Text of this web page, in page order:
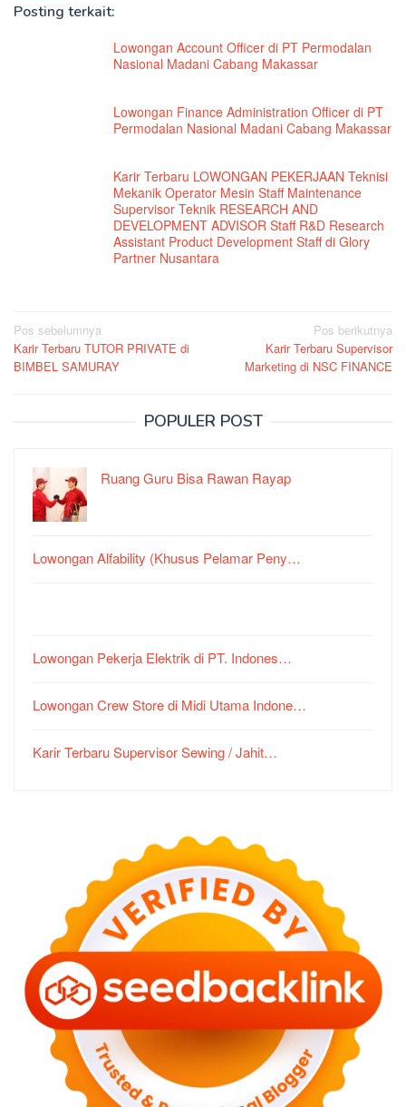
Posting terkait:
Lowongan Account Officer di PT Permodalan
Nasional Madani Cabang Makassar
Lowongan Finance Administration Officer di PT
Permodalan Nasional Madani Cabang Makassar
Karir Terbaru LOWONGAN PEKERJAAN Teknisi
Mekanik Operator Mesin Staff Maintenance
Supervisor Teknik RESEARCH AND
DEVELOPMENT ADVISOR Staff R&D Research
Assistant Product Development Staff di Glory
Partner Nusantara
Navigasi
pos
Pos sebelumnya
Karir Terbaru TUTOR PRIVATE di
BIMBEL SAMURAY
Pos berikutnya
Karir Terbaru Supervisor
Marketing di NSC FINANCE
POPULER POST
Ruang Guru Bisa Rawan Rayap
Lowongan Alfability (Khusus Pelamar Peny…
Lowongan Pekerja Elektrik di PT. Indones…
Lowongan Crew Store di Midi Utama Indone…
Karir Terbaru Supervisor Sewing / Jahit…